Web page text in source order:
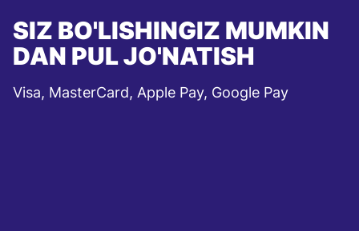
SIZ BO'LISHINGIZ MUMKIN
DAN PUL JO'NATISH
Visa, MasterCard, Apple Pay, Google Pay